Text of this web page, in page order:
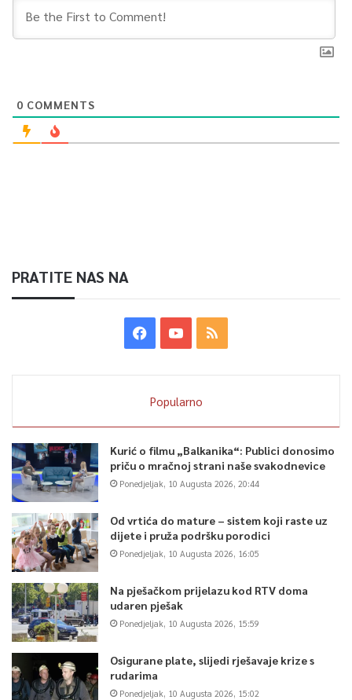
0 COMMENTS
PRATITE NAS NA
Popularno
Kurić o filmu „Balkanika“: Publici donosimo
priču o mračnoj strani naše svakodnevice
Ponedjeljak, 10 Augusta 2026, 20:44
Od vrtića do mature – sistem koji raste uz
dijete i pruža podršku porodici
Ponedjeljak, 10 Augusta 2026, 16:05
Na pješačkom prijelazu kod RTV doma
udaren pješak
Ponedjeljak, 10 Augusta 2026, 15:59
Osigurane plate, slijedi rješavaje krize s
rudarima
Ponedjeljak, 10 Augusta 2026, 15:02